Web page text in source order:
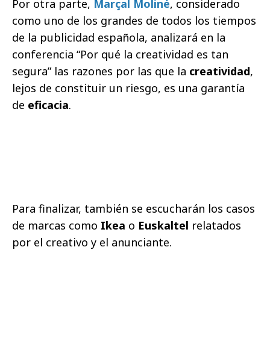
Por otra parte, Marçal Moliné, considerado
como uno de los grandes de todos los tiempos
de la publicidad española, analizará en la
conferencia “Por qué la creatividad es tan
segura” las razones por las que la creatividad,
lejos de constituir un riesgo, es una garantía
de eficacia.
Para finalizar, también se escucharán los casos
de marcas como Ikea o Euskaltel relatados
por el creativo y el anunciante.